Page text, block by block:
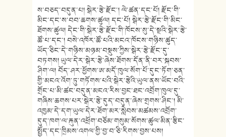
ས་བཅད་བདུན་པ། སྒེར་རྩེ་རྫོང་། ལེ་ཚན་དང་པོ། རྫོང་གི་
མིང་དང་ས་བབ་ཆགས་ཚུལ། དང་པོ། སྒེར་རྩེ་རྫོང་གི་མིང་
ཐོགས་ཚུལ། དེང་གི་སྒེར་རྩེ་རྫོང་གི་ཁོངས་སུ་དེ་སྔའི་སྒེར་རྩེ་
ཚོ་པ་དང་། བསེ་འཁོར་ཚོ་པའི་མངའ་ཁོངས་གཉིས་ཚུད་
ཡོད་ཅིང་དེ་གཉིས་མཉམ་བསྡུས་ཀྱིས་སྒེར་རྩེ་རྫོང་དུ་
བཏགས། ཡུལ་དེར་སྒེར་རྩེ་ཞེས་ཐོགས་དོན་ནི་བར་སྐབས་
ཤིག་ལ། བོད་ཤར་ཕྱོགས་ཨ་མདོ་ཁུལ་སོག་པོ་དུང་ཏོག་ཅན་
གྱི་མངའ་འོག་ཏུ་གཏོགས་པའི་སྒེར་རྩེའི་ཡུལ་ནས་ཡོང་བའི་
གྲོང་པ་མི་ཚང་བདུན་མངའ་རིས་བྱང་ཐང་འབྲོག་ཁུལ་དུ་
གཞིས་ཆགས་པར་སྒེར་རྩེ་དུད་བདུན་ཞེས་གྲགས་ཤིང་། མི་
འཁྱམ་དེ་དག་ཡུལ་དེར་ཐོག་མར་སླེབས་མཚམས་འབྲོག་
དུད་ཁག་ལ་རྐུན་འཕྲོག་བཅོམ་གསུམ་སོགས་ཚུལ་མིན་རྩིང་
སྤྱོད་དང་ཁྲིམས་འགལ་གྱི་བྱ་བ་ཅི་རིགས་བྱས་པས།